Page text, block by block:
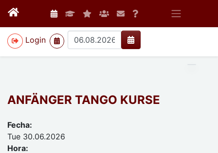
Login
>
ANFÄNGER TANGO KURSE
Fecha:
Tue 30.06.2026
Hora: